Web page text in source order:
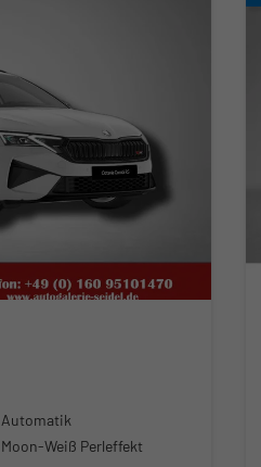
Automatik
Moon-Weiß Perleffekt